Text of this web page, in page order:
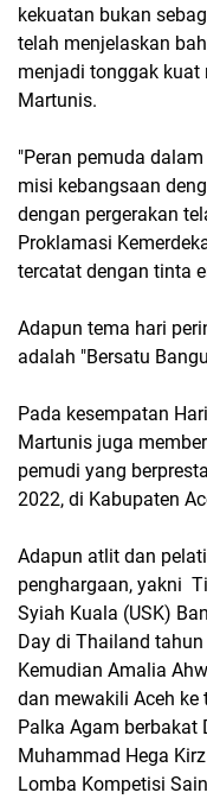
kekuatan bukan
telah menjelaskan
menjadi tonggak kuat
Martunis.
"Peran pemuda
misi kebangsaan
dengan pergerakan
Proklamasi
tercatat dengan tinta
Adapun tema hari
adalah "Bersatu
Pada kesempatan
Martunis juga
pemudi yang
2022, di Kabupaten
Adapun atlit dan
penghargaan, yakni
Syiah Kuala (USK)
Day di Thailand tahun
Kemudian Amalia
dan mewakili Aceh
Palka Agam berbakat
Muhammad Hega
Lomba Kompetisi